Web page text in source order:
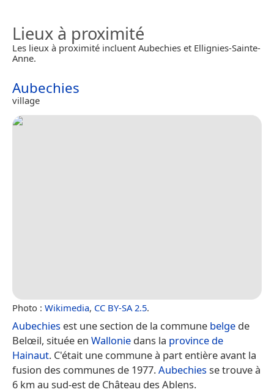
Lieux à proximité
Les lieux à proximité incluent Aubechies et Ellignies-Sainte-
Anne.
Aubechies
village
Photo : Wikimedia, CC BY-SA 2.5.
Aubechies est une section de la commune belge de
Belœil, située en Wallonie dans la province de
Hainaut. C'était une commune à part entière avant la
fusion des communes de 1977.Aubechiesse trouve à
6 km au sud-est de Château des Ablens.